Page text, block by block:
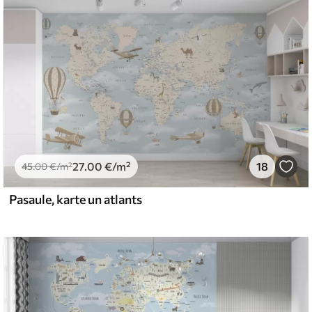
/m²
and Stick
48.99€/m²
45.00€/m²27 .00 €/m² 18
Pasaule, karte un atlants